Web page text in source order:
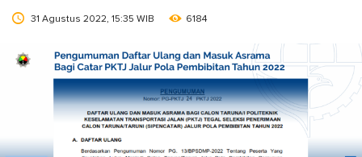
31 Agustus 2022, 15:35 WIB 6184